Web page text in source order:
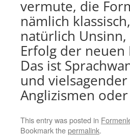
vermute, die
nämlich
natürlich
Erfolg der
Das ist
und
Anglizismen
This entry was posted in
Bookmark thepermalink.